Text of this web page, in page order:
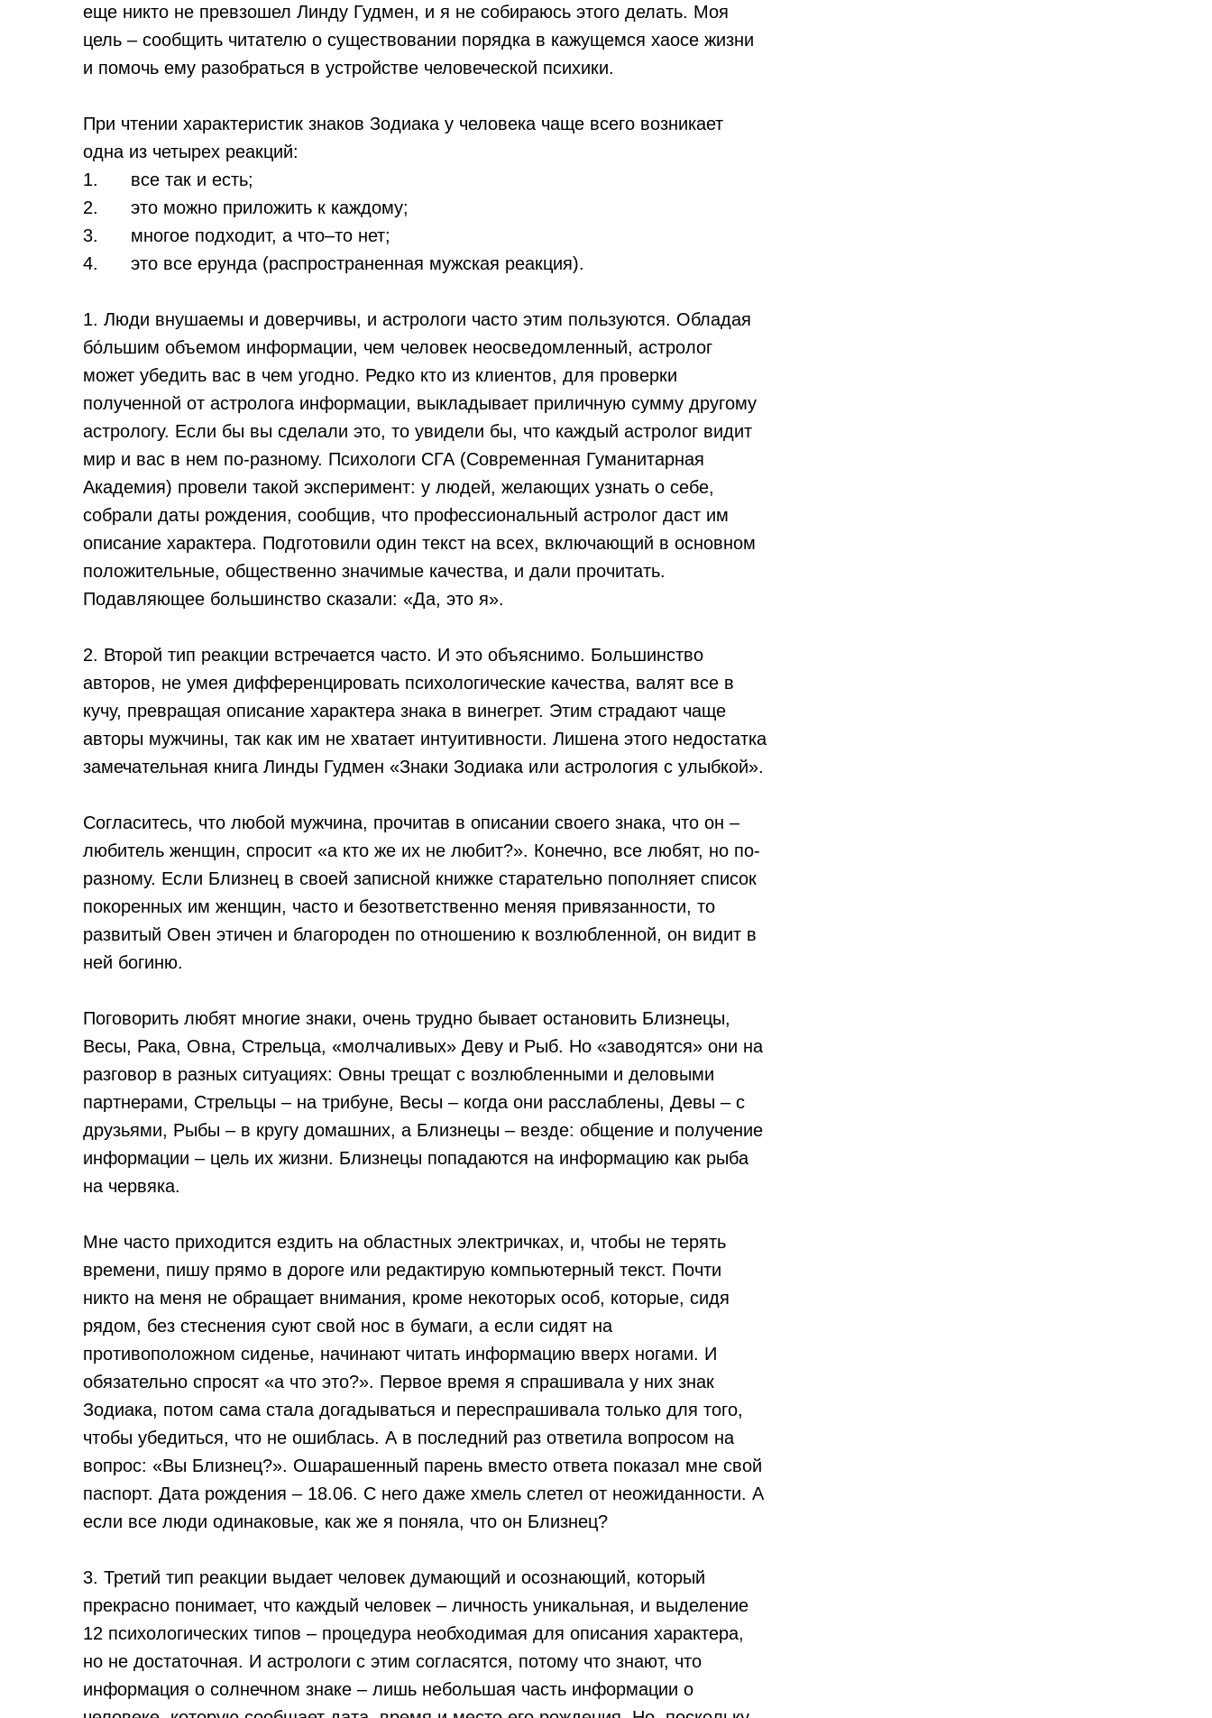
еще никто не превзошел Линду Гудмен, и я не собираюсь этого делать. Моя
цель – сообщить читателю о существовании порядка в кажущемся хаосе жизни
и помочь ему разобраться в устройстве человеческой психики.
При чтении характеристик знаков Зодиака у человека чаще всего возникает
одна из четырех реакций:
1. все так и есть;
2. это можно приложить к каждому;
3. многое подходит, а что–то нет;
4. это все ерунда (распространенная мужская реакция).
1. Люди внушаемы и доверчивы, и астрологи часто этим пользуются. Обладая
бόльшим объемом информации, чем человек неосведомленный, астролог
может убедить вас в чем угодно. Редко кто из клиентов, для проверки
полученной от астролога информации, выкладывает приличную сумму другому
астрологу. Если бы вы сделали это, то увидели бы, что каждый астролог видит
мир и вас в нем по-разному. Психологи СГА (Современная Гуманитарная
Академия) провели такой эксперимент: у людей, желающих узнать о себе,
собрали даты рождения, сообщив, что профессиональный астролог даст им
описание характера. Подготовили один текст на всех, включающий в основном
положительные, общественно значимые качества, и дали прочитать.
Подавляющее большинство сказали: «Да, это я».
2. Второй тип реакции встречается часто. И это объяснимо. Большинство
авторов, не умея дифференцировать психологические качества, валят все в
кучу, превращая описание характера знака в винегрет. Этим страдают чаще
авторы мужчины, так как им не хватает интуитивности. Лишена этого недостатка
замечательная книга Линды Гудмен «Знаки Зодиака или астрология с улыбкой».
Согласитесь, что любой мужчина, прочитав в описании своего знака, что он –
любитель женщин, спросит «а кто же их не любит?». Конечно, все любят, но по-
разному. Если Близнец в своей записной книжке старательно пополняет список
покоренных им женщин, часто и безответственно меняя привязанности, то
развитый Овен этичен и благороден по отношению к возлюбленной, он видит в
ней богиню.
Поговорить любят многие знаки, очень трудно бывает остановить Близнецы,
Весы, Рака, Овна, Стрельца, «молчаливых» Деву и Рыб. Но «заводятся» они на
разговор в разных ситуациях: Овны трещат с возлюбленными и деловыми
партнерами, Стрельцы – на трибуне, Весы – когда они расслаблены, Девы – с
друзьями, Рыбы – в кругу домашних, а Близнецы – везде: общение и получение
информации – цель их жизни. Близнецы попадаются на информацию как рыба
на червяка.
Мне часто приходится ездить на областных электричках, и, чтобы не терять
времени, пишу прямо в дороге или редактирую компьютерный текст. Почти
никто на меня не обращает внимания, кроме некоторых особ, которые, сидя
рядом, без стеснения суют свой нос в бумаги, а если сидят на
противоположном сиденье, начинают читать информацию вверх ногами. И
обязательно спросят «а что это?». Первое время я спрашивала у них знак
Зодиака, потом сама стала догадываться и переспрашивала только для того,
чтобы убедиться, что не ошиблась. А в последний раз ответила вопросом на
вопрос: «Вы Близнец?». Ошарашенный парень вместо ответа показал мне свой
паспорт. Дата рождения – 18.06. С него даже хмель слетел от неожиданности. А
если все люди одинаковые, как же я поняла, что он Близнец?
3. Третий тип реакции выдает человек думающий и осознающий, который
прекрасно понимает, что каждый человек – личность уникальная, и выделение
12 психологических типов – процедура необходимая для описания характера,
но не достаточная. И астрологи с этим согласятся, потому что знают, что
информация о солнечном знаке – лишь небольшая часть информации о